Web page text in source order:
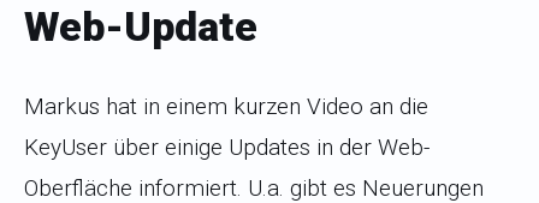
Web-Update
Markus hat in einem kurzen Video an die
KeyUser über einige Updates in der Web-
Oberfläche informiert. U.a. gibt es Neuerungen